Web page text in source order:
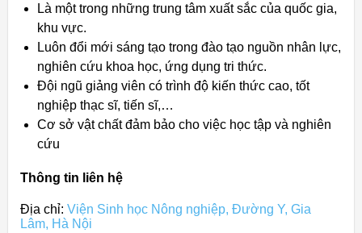
Là một trong những trung tâm xuất sắc của quốc gia,
khu vực.
Luôn đổi mới sáng tạo trong đào tạo nguồn nhân lực,
nghiên cứu khoa học, ứng dụng tri thức.
Đội ngũ giảng viên có trình độ kiến thức cao, tốt
nghiệp thạc sĩ, tiến sĩ,…
Cơ sở vật chất đảm bảo cho việc học tập và nghiên
cứu
Thông tin liên hệ
Địa chỉ: Viện Sinh học Nông nghiệp, Đường Y, Gia
Lâm, Hà Nội